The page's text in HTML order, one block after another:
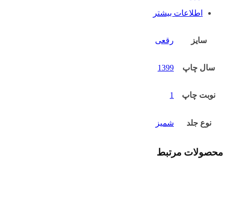
اطلاعات بیشتر
سایز رقعی
سال چاپ 1399
نوبت چاپ 1
نوع جلد شمیز
محصولات مرتبط